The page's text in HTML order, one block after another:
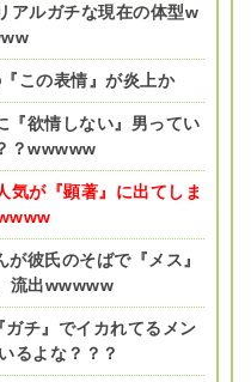
アルガチな現在の体型w
この表情』が炎上か
『欲情しない』男ってい
？wwwww
気が『顕著』に出てしま
が彼氏のそばで『メス』
流出wwwww
ガチ』でイカれてるメン
るよな？？？